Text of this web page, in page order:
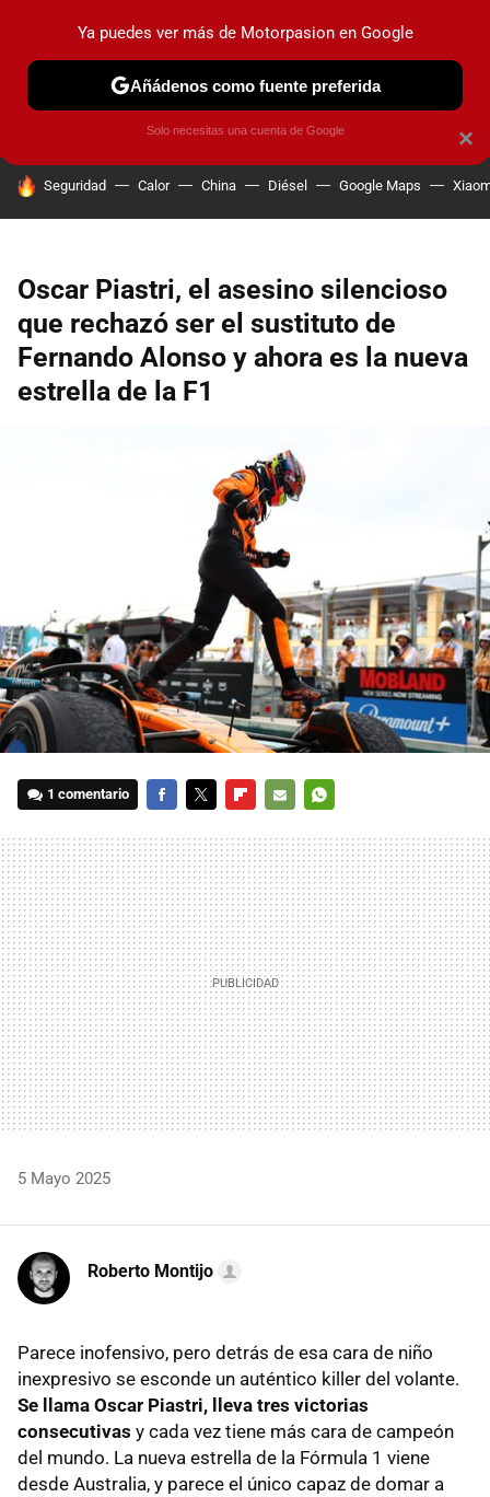
PRUEBAS COCHES ELÉCTRICOS OBSERVATORIO
HOY SE HABLA DE
Seguridad Calor China Diésel Google Maps
Oscar Piastri, el asesino silencioso
que rechazó ser el sustituto de
Fernando Alonso y ahora es la nueva
estrella de la F1
1 comentario
MAIL
5 Mayo 2025
Roberto Montijo
Parece inofensivo, pero detrás de esa cara de niño
inexpresivo se esconde un auténtico killer del volante.
Se llama Oscar Piastri, lleva tres victorias
consecutivas y cada vez tiene más cara de campeón
del mundo. La nueva estrella de la Fórmula 1 viene
desde Australia, y parece el único capaz de domar a
×
Ya puedes ver más de Motorpasion en Google
Añádenos como fuente preferida
Solo necesitas una cuenta de Google